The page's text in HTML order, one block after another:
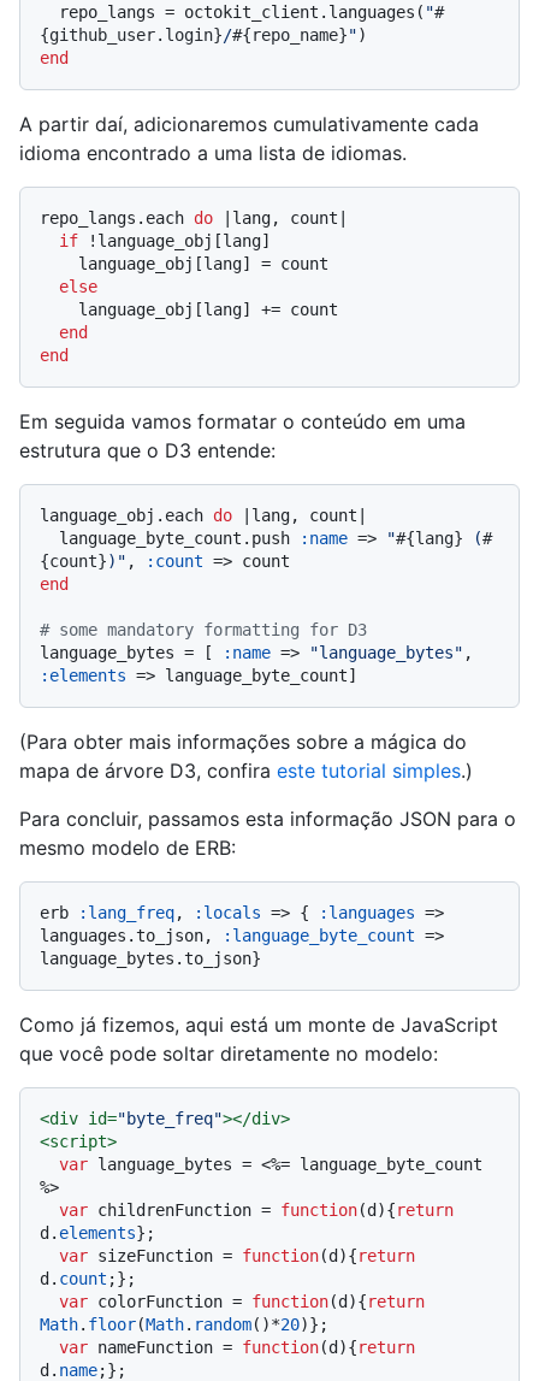
  repo_langs = octokit_client.languages(
"#
{github_user.login}/#{repo_name}"
end
A partir daí, adicionaremos cumulativamente cada
idioma encontrado a uma lista de idiomas.
repo_langs.each do lang, count
if !language_obj[lang]
else
end
end
Em seguida vamos formatar o conteúdo em uma
estrutura que o D3 entende:
language_obj.each do lang, count
  language_byte_count.push
:name => "#{lang} (#
{count})" , :count
end
# some mandatory formatting for D3
language_bytes = [
:name => "language_bytes"
:elements
(Para obter mais informações sobre a mágica do
mapa de árvore D3, confira este tutorial simples.)
Para concluir, passamos esta informação JSON para o
mesmo modelo de ERB:
erb :lang_freq, :locals => { :languages =>
languages.to_json,
:language_byte_count =>
Como já fizemos, aqui está um monte de JavaScript
que você pode soltar diretamente no modelo:
<div id="byte_freq"></div>
<script>
var language_bytes = <%= language_byte_count
%>
var childrenFunction = function(d ){return
d. elements};
var sizeFunction = function(d ){return
d. count ;};
var colorFunction = function(d ){return
Math. floor(Math. random()*20)};
var nameFunction = function(d ){return
d. name;};